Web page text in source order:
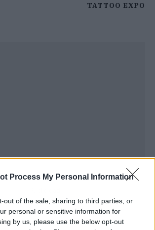
Process My Personal Information
out of the sale, sharing to third parties, or
personal or sensitive information for
by us, please use the below opt-out
TATTOO EXPO